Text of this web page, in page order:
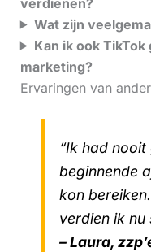
Wat zijn
Kan ik ook
marketing?
Ervaringen van
“Ik had
beginnende
kon
verdien ik nu
– Laura,